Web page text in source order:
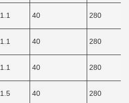
1.1 40 280
1.1 40 280
1.1 40 280
1.5 40 280